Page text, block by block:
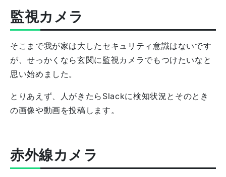
監視カメラ
そこまで我が家は大したセキュリティ意識はないです
が、せっかくなら玄関に監視カメラでもつけたいなと
思い始めました。
とりあえず、人がきたらSlackに検知状況とそのとき
の画像や動画を投稿します。
赤外線カメラ